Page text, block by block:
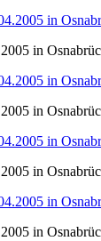
in
in
in
in